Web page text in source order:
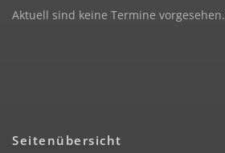
Aktuell sind keine Termine vorgesehen.
Seitenübersicht